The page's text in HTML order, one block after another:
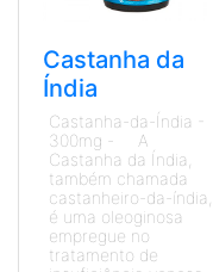
Castanha da
Índia
Castanha-da-Índia -
300mg - A
Castanha da Índia,
também chamada
castanheiro-da-índia,
é uma oleoginosa
empregue no
tratamento de